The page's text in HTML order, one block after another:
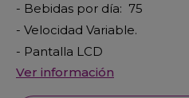
- Bebidas por día: 75
- Velocidad Variable.
- Pantalla LCD
Ver información